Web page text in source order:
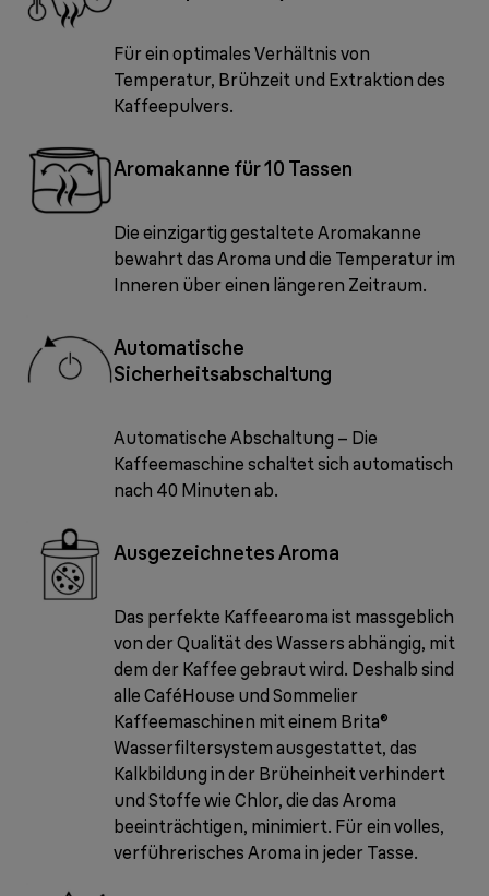
Für ein optimales Verhältnis von
Temperatur, Brühzeit und Extraktion des
Kaffeepulvers.
Aromakanne für 10 Tassen
Die einzigartig gestaltete Aromakanne
bewahrt das Aroma und die Temperatur im
Inneren über einen längeren Zeitraum.
Automatische
Sicherheitsabschaltung
Automatische Abschaltung – Die
Kaffeemaschine schaltet sich automatisch
nach 40 Minuten ab.
Ausgezeichnetes Aroma
Das perfekte Kaffeearoma ist massgeblich
von der Qualität des Wassers abhängig, mit
dem der Kaffee gebraut wird. Deshalb sind
alle CaféHouse und Sommelier
Kaffeemaschinen mit einem Brita®
Wasserfiltersystem ausgestattet, das
Kalkbildung in der Brüheinheit verhindert
und Stoffe wie Chlor, die das Aroma
beeinträchtigen, minimiert. Für ein volles,
verführerisches Aroma in jeder Tasse.